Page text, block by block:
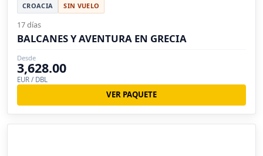
CROACIA SIN VUELO
17 días
BALCANES Y AVENTURA EN GRECIA
Desde
3,628.00
EUR / DBL
VER PAQUETE